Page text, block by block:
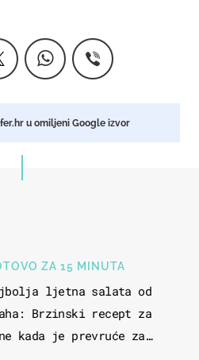
u omiljeni Google izvor
ZA 15 MINUTA
ljetna salata od
Brzinski recept za
kada je prevruće za